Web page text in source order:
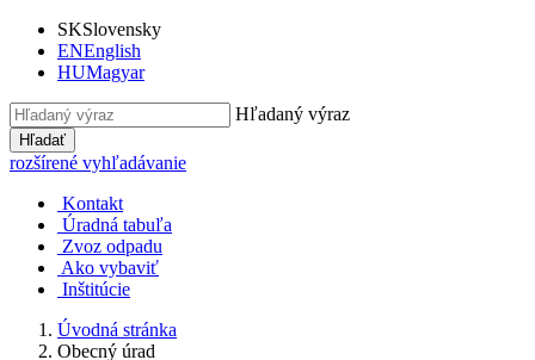
SKSlovensky
ENEnglish
HUMagyar
Hľadaný výraz
Hľadať
rozšírené vyhľadávanie
Kontakt
Úradná tabuľa
Zvoz odpadu
Ako vybaviť
Inštitúcie
Úvodná stránka
Obecný úrad